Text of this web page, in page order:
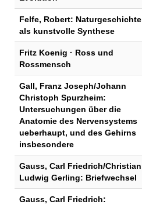
Felfe, Robert: Naturgeschichte
als kunstvolle Synthese
Fritz Koenig · Ross und
Rossmensch
Gall, Franz Joseph/Johann
Christoph Spurzheim:
Untersuchungen über die
Anatomie des Nervensystems
ueberhaupt, und des Gehirns
insbesondere
Gauss, Carl Friedrich/Christian
Ludwig Gerling: Briefwechsel
Gauss, Carl Friedrich: